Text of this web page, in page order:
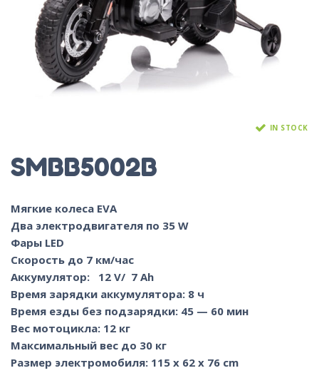
IN STOCK
SMBB5002B
Мягкие колеса EVA
Два электродвигателя по 35 W
Фары LED
Cкорость до 7 км/час
Аккумулятор: 12 V/ 7 Ah
Время зарядки аккумулятора: 8 ч
Время езды без подзарядки: 45 — 60 мин
Вес мотоцикла: 12 кг
Максимальный вес до 30 кг
Размер электромобиля: 115 x 62 x 76 сm